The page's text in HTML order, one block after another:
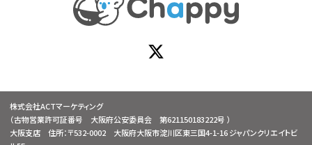
株式会社ACTマーケティング
（古物営業許可証番号 大阪府公安委員会 第621150183222号 ）
大阪支店 住所：〒532-0002 大阪府大阪市淀川区東三国4-1-16 ジャパンクリエイトビ